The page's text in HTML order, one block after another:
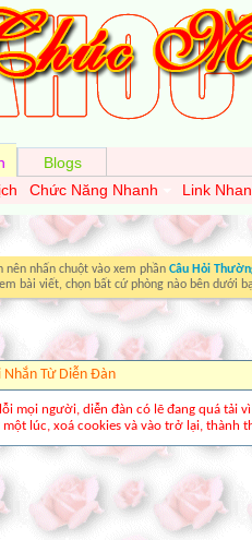
Chức Năng Nhanh Link
Blogs
nhấn chuột vào xem phần Câu Hỏi
bài viết, chọn bất cứ phòng nào bên dưới
Nhắn Từ Diễn Ðàn
mọi người, diễn đàn có lẽ đang quá tải
lúc, xoá cookies và vào trở lại, thành